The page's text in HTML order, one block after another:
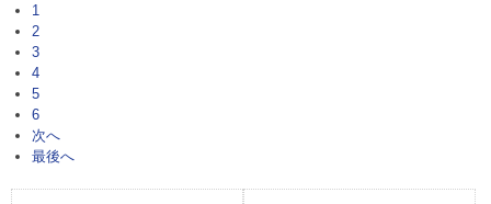
1
2
3
4
5
6
次へ
最後へ